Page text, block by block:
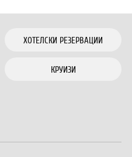
ХОТЕЛСКИ РЕЗЕРВАЦИИ
КРУИЗИ